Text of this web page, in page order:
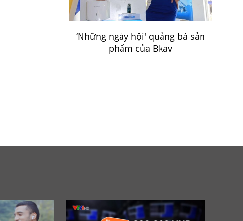
‘Những ngày hội' quảng bá sản
phẩm của Bkav